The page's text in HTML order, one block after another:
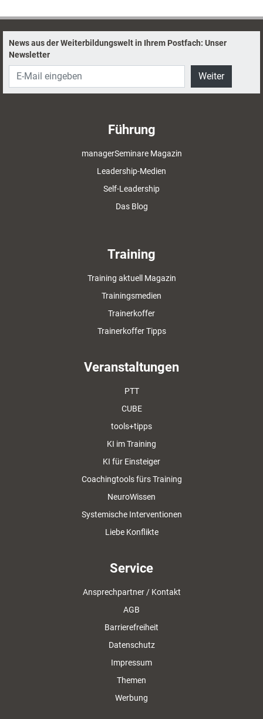
News aus der Weiterbildungswelt in Ihrem Postfach: Unser
Newsletter
Weiter
Führung
managerSeminare Magazin
Leadership-Medien
Self-Leadership
Das Blog
Training
Training aktuell Magazin
Trainingsmedien
Trainerkoffer
Trainerkoffer Tipps
Veranstaltungen
PTT
CUBE
tools+tipps
KI im Training
KI für Einsteiger
Coachingtools fürs Training
NeuroWissen
Systemische Interventionen
Liebe Konflikte
Service
Ansprechpartner / Kontakt
AGB
Barrierefreiheit
Datenschutz
Impressum
Themen
Werbung